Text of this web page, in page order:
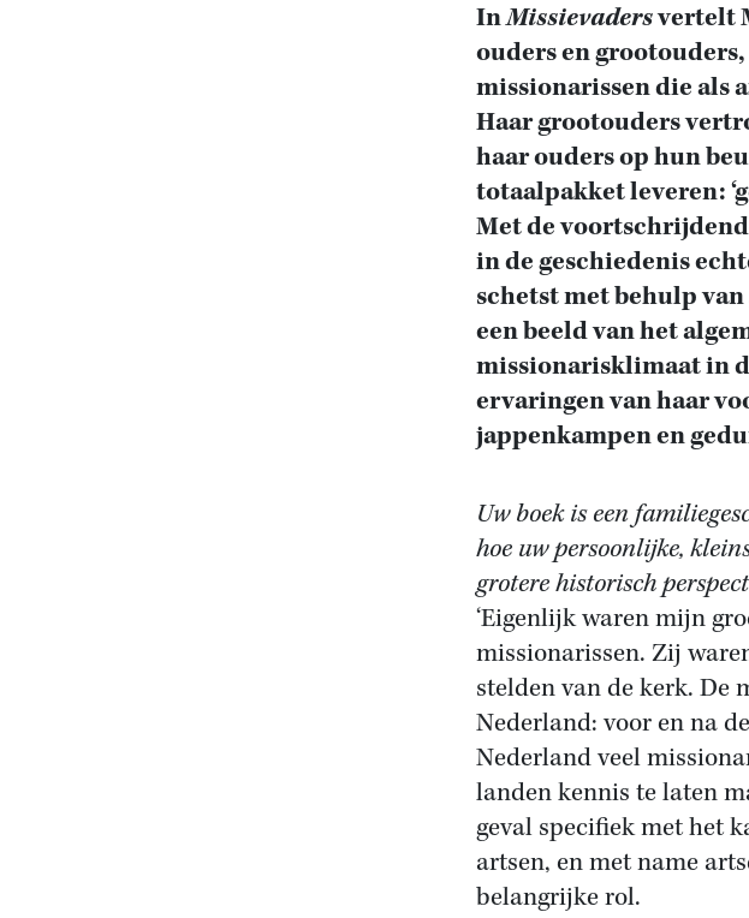
InMissievadersvertelt
ouders en
missionarissen die als
Haar grootouders
haar ouders op hun
totaalpakket leveren:
Met de
in de geschiedenis
schetst met behulp
een beeld van het
missionarisklimaat in
ervaringen van haar
jappenkampen en
Uw boek is een
hoe uw persoonlijke,
grotere historisch
‘Eigenlijk waren mijn
missionarissen. Zij
stelden van de kerk. De
Nederland: voor en na
Nederland veel
landen kennis te laten
geval specifiek met het
artsen, en met name
belangrijke rol.